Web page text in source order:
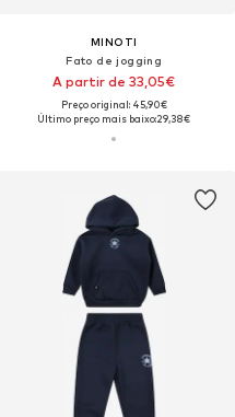
MINOTI
Fato de jogging
A partir de 33,05€
Preço original: 45,90€
Último preço mais baixo:29,38€